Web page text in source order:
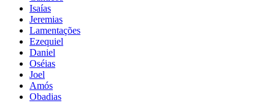
Isaías
Jeremias
Lamentações
Ezequiel
Daniel
Oséias
Joel
Amós
Obadias